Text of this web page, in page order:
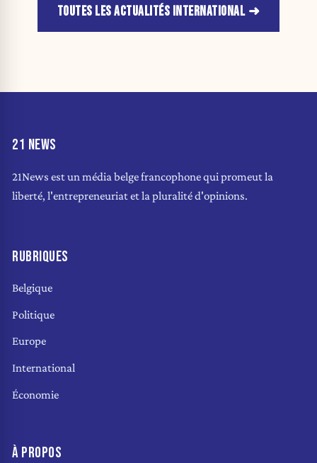
TOUTES LES ACTUALITÉS INTERNATIONAL
21 NEWS
21News est un média belge francophone qui promeut la
liberté, l'entrepreneuriat et la pluralité d'opinions.
RUBRIQUES
Belgique
Politique
Europe
International
Économie
À PROPOS